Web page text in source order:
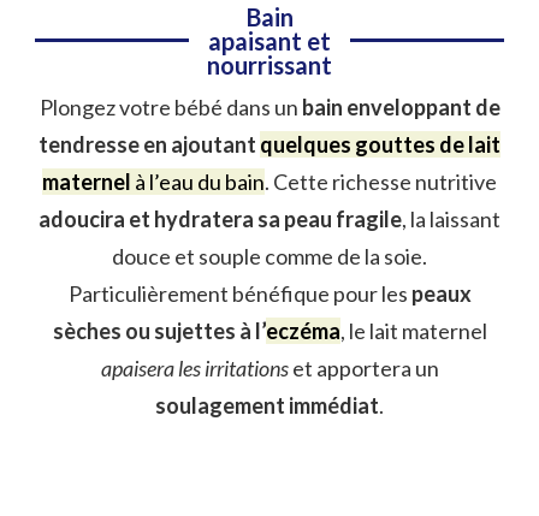
Bain
apaisant et
nourrissant
Plongez votre bébé dans un bain enveloppant de
tendresse en ajoutant quelques gouttes de lait
maternel à l’eau du bain. Cette richesse nutritive
adoucira et hydratera sa peau fragile, la laissant
douce et souple comme de la soie.
Particulièrement bénéfique pour les peaux
sèches ou sujettes à l’eczéma, le lait maternel
apaisera les irritationset apportera un
soulagement immédiat.